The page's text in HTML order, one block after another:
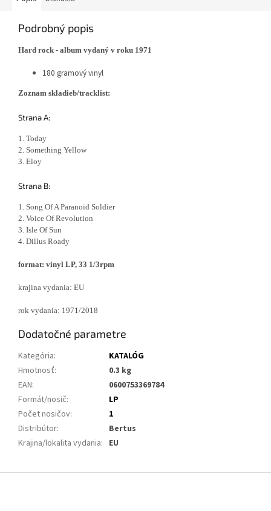
Podrobný popis
Hard rock - album vydaný v roku 1971
180 gramový vinyl
Zoznam skladieb/tracklist:
Strana A:
1. Today
2. Something Yellow
3. Eloy
Strana B:
1. Song Of A Paranoid Soldier
2. Voice Of Revolution
3. Isle Of Sun
4. Dillus Roady
format: vinyl LP, 33 1/3rpm
krajina vydania: EU
rok vydania: 1971/2018
Dodatočné parametre
Kategória:
KATALÓG
Hmotnosť:
0.3 kg
EAN:
0600753369784
Formát/nosič:
LP
Počet nosičov:
1
Distribútor:
Bertus
Krajina/lokalita vydania: EU